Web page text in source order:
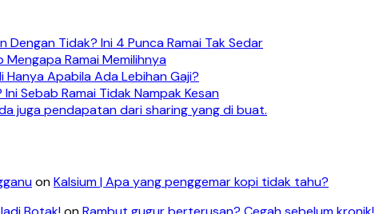
Dengan Tidak? Ini 4 Punca Ramai Tak Sedar
Ramai Memilihnya
Hanya Apabila Ada Lebihan Gaji?
Sebab Ramai Tidak Nampak Kesan
juga pendapatan dari sharing yang di buat.
onKalsium | Apa yang penggemar kopi tidak tahu?